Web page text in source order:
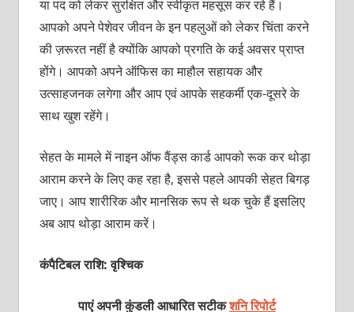
या पद को लेकर सुरक्षित और स्‍वीकृत महसूस कर रहे हैं।
आपको अपने पेशेवर जीवन के इन पहलुओं को लेकर चिंता करने
की ज़रूरत नहीं है क्‍योंकि आपको प्रगति के कई अवसर प्राप्‍त
होंगे। आपको अपने ऑफिस का माहौल सहायक और
उत्‍साहजनक लगेगा और आप एवं आपके सहकर्मी एक-दूसरे के
साथ खुश रहेंगे।
सेहत के मामले में नाइन ऑफ वैंड्स कार्ड आपको रूक कर थोड़ा
आराम करने के लिए कह रहा है, इससे पहले आपकी सेहत बिगड़
जाए। आप शारीरिक और मानसिक रूप से थक चुके हैं इसलिए
अब आप थोड़ा आराम करें।
कंपैटिबल राशि: वृ‍श्चिक
पाएं अपनी कुंडली आधारित सटीकशनि रिपोर्ट